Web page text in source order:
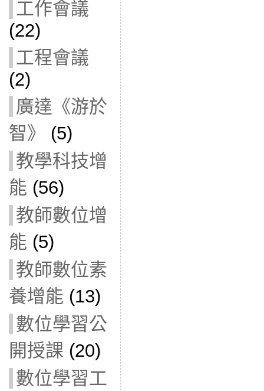
工作會議
(22)
工程會議
(2)
廣達《游於
智》
(5)
教學科技增
能 (56)
教師數位增
能 (5)
教師數位素
養增能 (13)
數位學習公
開授課 (20)
數位學習工